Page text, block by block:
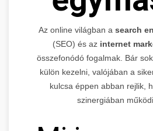
Az online világban a search
(SEO) és az internet
összefonódó fogalmak. Bár
külön kezelni, valójában a
kulcsa éppen abban rejlik,
szinergiában